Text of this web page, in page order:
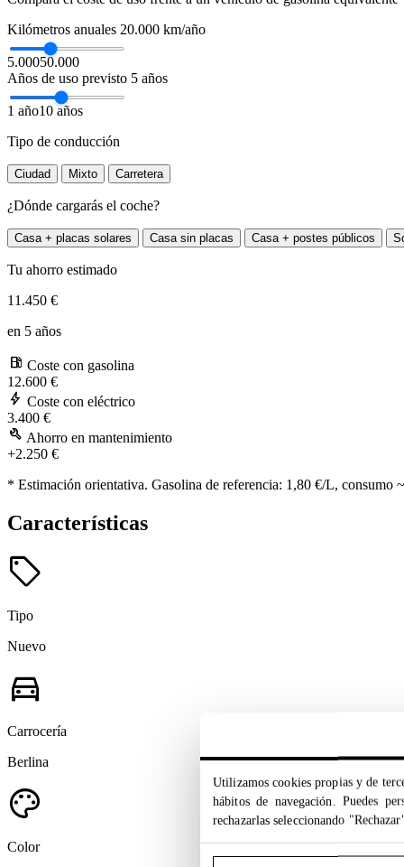
Kilómetros anuales 20.000 km/año
5.00050.000
Años de uso previsto 5 años
1 año10 años
Tipo de conducción
Ciudad Mixto Carretera
¿Dónde cargarás el coche?
Casa + placas solares Casa sin placas Casa + postes públicos
Tu ahorro estimado
11.450 €
en 5 años
local_gas_station Coste con gasolina
12.600 €
bolt Coste con eléctrico
3.400 €
build Ahorro en mantenimiento
+2.250 €
* Estimación orientativa. Gasolina de referencia: 1,80 €/L, consumo
Características
sell
Tipo
Nuevo
directions_car
Carrocería
Berlina
palette
Color
Utilizamos cookies propias y de
hábitos de navegación. Puedes
rechazarlas seleccionando